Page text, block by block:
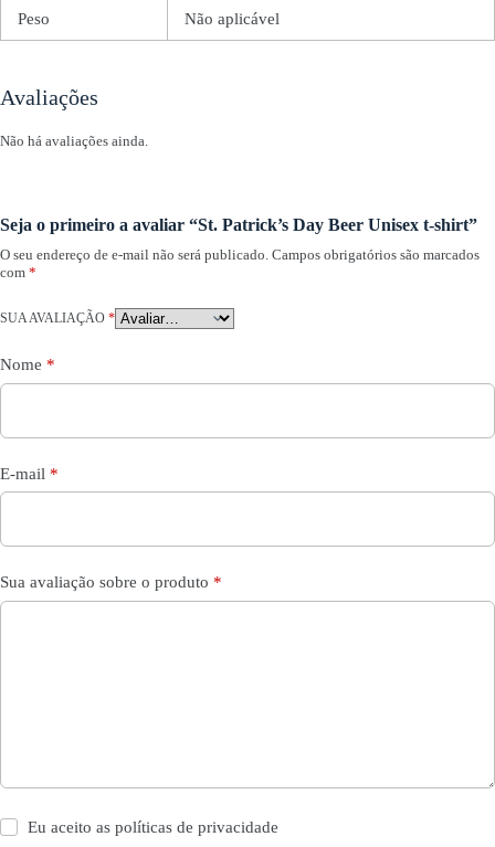
Peso Não aplicável
Avaliações
Não há avaliações ainda.
Seja o primeiro a avaliar “St. Patrick’s Day Beer Unisex t-shirt”
O seu endereço de e-mail não será publicado. Campos obrigatórios são marcados
com *
SUA AVALIAÇÃO *
Nome *
E-mail *
Sua avaliação sobre o produto *
Eu aceito aspolíticas de privacidade